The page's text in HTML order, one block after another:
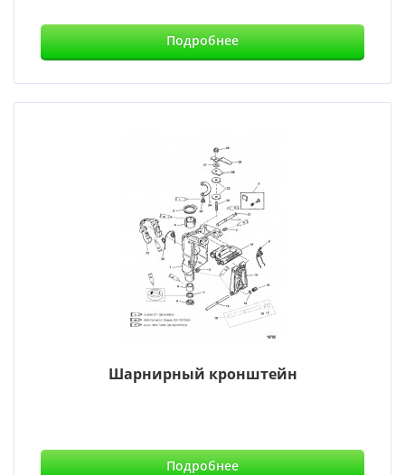
Подробнее
Шарнирный кронштейн
Подробнее